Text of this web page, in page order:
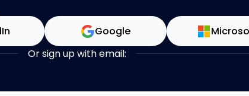
Google
Or sign up with email: